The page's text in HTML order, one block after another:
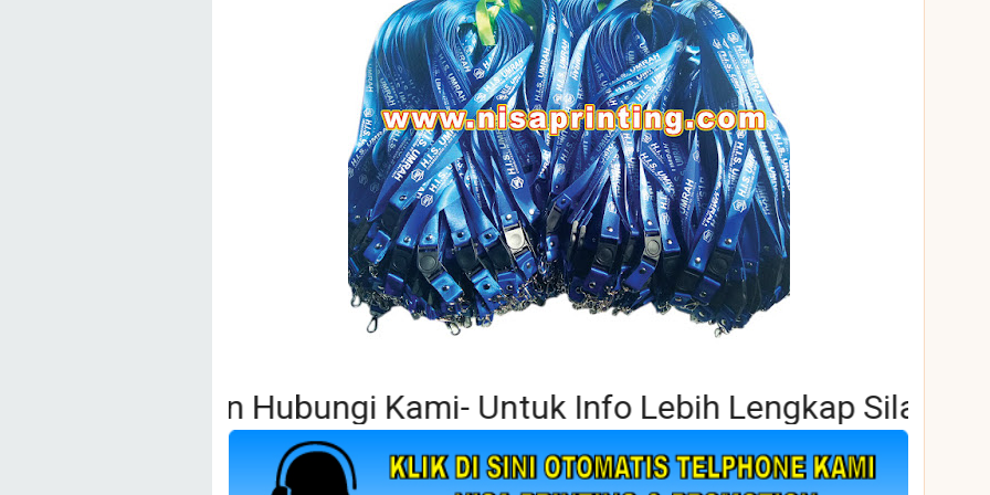
Hubungi Kami- Untuk Info Lebih Lengkap Silahkan